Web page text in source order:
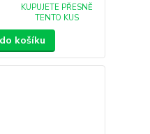
KUPUJETE PŘESNĚ
TENTO KUS
košíku